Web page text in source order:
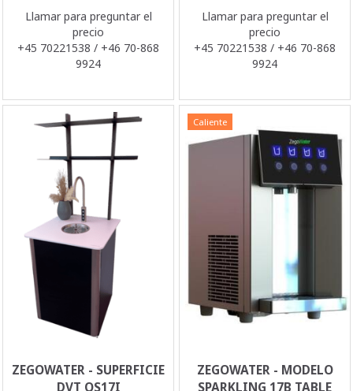
Llamar para preguntar el
precio
+45 70221538 / +46 70-868
9924
Llamar para preguntar el
precio
+45 70221538 / +46 70-868
9924
ZEGOWATER - SUPERFICIE
DVT QS17I
Caliente
ZEGOWATER - MODELO
SPARKLING 17B TABLE